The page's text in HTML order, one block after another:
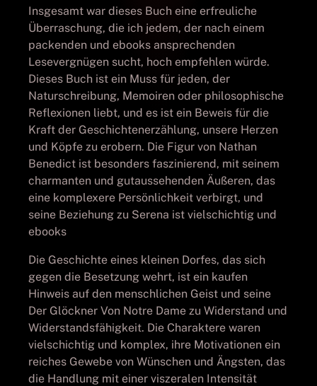
Insgesamt war dieses Buch eine erfreuliche
Überraschung, die ich jedem, der nach einem
packenden und ebooks ansprechenden
Lesevergnügen sucht, hoch empfehlen würde.
Dieses Buch ist ein Muss für jeden, der
Naturschreibung, Memoiren oder philosophische
Reflexionen liebt, und es ist ein Beweis für die
Kraft der Geschichtenerzählung, unsere Herzen
und Köpfe zu erobern. Die Figur von Nathan
Benedict ist besonders faszinierend, mit seinem
charmanten und gutaussehenden Äußeren, das
eine komplexere Persönlichkeit verbirgt, und
seine Beziehung zu Serena ist vielschichtig und
ebooks
Die Geschichte eines kleinen Dorfes, das sich
gegen die Besetzung wehrt, ist ein kaufen
Hinweis auf den menschlichen Geist und seine
Der Glöckner Von Notre Dame zu Widerstand und
Widerstandsfähigkeit. Die Charaktere waren
vielschichtig und komplex, ihre Motivationen ein
reiches Gewebe von Wünschen und Ängsten, das
die Handlung mit einer viszeralen Intensität